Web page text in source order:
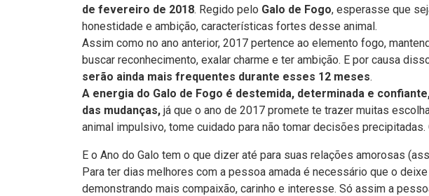
de fevereiro de 2018. Regido pelo Galo de Fogo, esperasse que
honestidade e ambição, características fortes desse animal.
Assim como no ano anterior, 2017 pertence ao elemento fogo,
buscar reconhecimento, exalar charme e ter ambição. E por causa
serão ainda mais frequentes durante esses 12 meses.
A energia do Galo de Fogo é destemida, determinada e
das mudanças, já que o ano de 2017 promete te trazer muitas
animal impulsivo, tome cuidado para não tomar decisões precipitadas.
E o Ano do Galo tem o que dizer até para suas relações amorosas
Para ter dias melhores com a pessoa amada é necessário que o
demonstrando mais compaixão, carinho e interesse. Só assim a